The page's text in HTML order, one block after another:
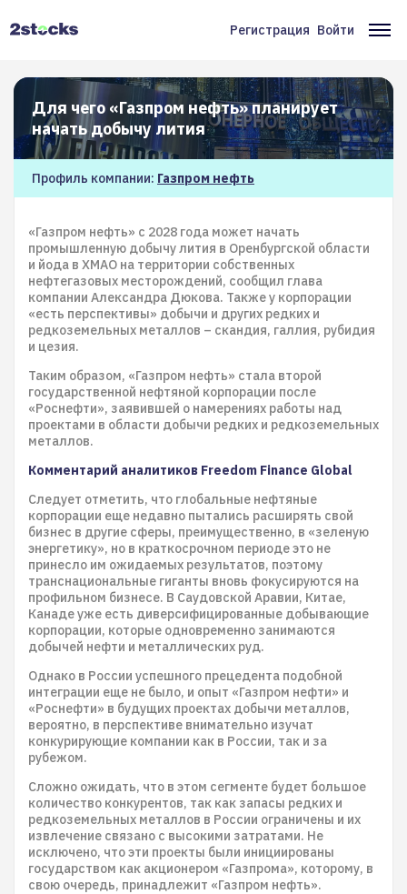
Меню
учётной
записи
пользователя
Регистрация Войти
Для чего «Газпром нефть» планирует
начать добычу лития
Профиль компании: Газпром нефть
«Газпром нефть» с 2028 года может начать
промышленную добычу лития в Оренбургской области
и йода в ХМАО на территории собственных
нефтегазовых месторождений, сообщил глава
компании Александра Дюкова. Также у корпорации
«есть перспективы» добычи и других редких и
редкоземельных металлов – скандия, галлия, рубидия
и цезия.
Таким образом, «Газпром нефть» стала второй
государственной нефтяной корпорации после
«Роснефти», заявившей о намерениях работы над
проектами в области добычи редких и редкоземельных
металлов.
Комментарий аналитиков Freedom Finance Global
Следует отметить, что глобальные нефтяные
корпорации еще недавно пытались расширять свой
бизнес в другие сферы, преимущественно, в «зеленую
энергетику», но в краткосрочном периоде это не
принесло им ожидаемых результатов, поэтому
транснациональные гиганты вновь фокусируются на
профильном бизнесе. В Саудовской Аравии, Китае,
Канаде уже есть диверсифицированные добывающие
корпорации, которые одновременно занимаются
добычей нефти и металлических руд.
Однако в России успешного прецедента подобной
интеграции еще не было, и опыт «Газпром нефти» и
«Роснефти» в будущих проектах добычи металлов,
вероятно, в перспективе внимательно изучат
конкурирующие компании как в России, так и за
рубежом.
Сложно ожидать, что в этом сегменте будет большое
количество конкурентов, так как запасы редких и
редкоземельных металлов в России ограничены и их
извлечение связано с высокими затратами. Не
исключено, что эти проекты были инициированы
государством как акционером «Газпрома», которому, в
свою очередь, принадлежит «Газпром нефть».